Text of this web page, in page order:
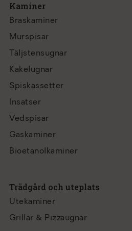
Kaminer
Braskaminer
Murspisar
Täljstensugnar
Kakelugnar
Spiskassetter
Insatser
Vedspisar
Gaskaminer
Bioetanolkaminer
Trädgård och uteplats
Utekaminer
Grillar & Pizzaugnar